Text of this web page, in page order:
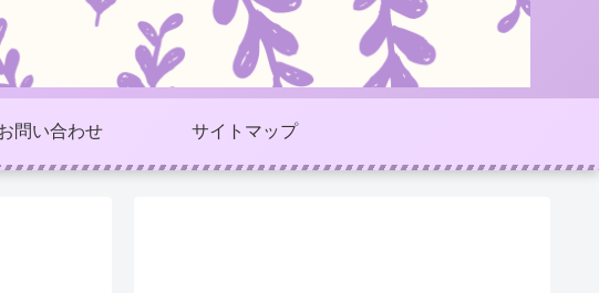
問い合わせ サイトマップ